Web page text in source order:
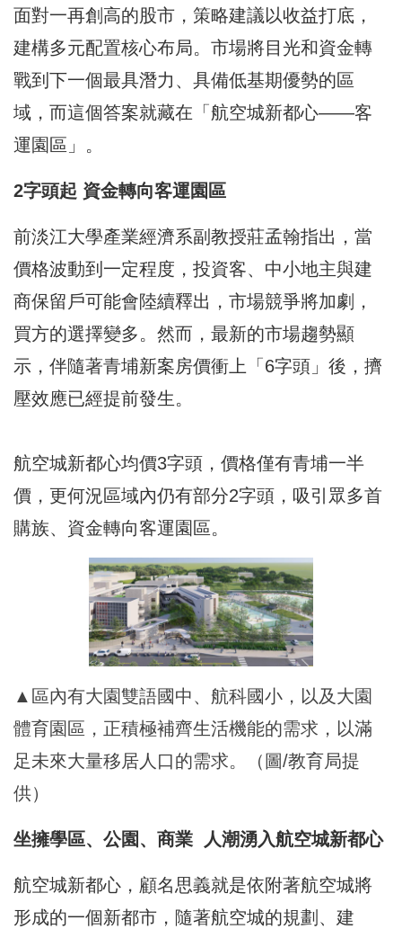
面對一再創高的股市，策略建議以收益打底，
建構多元配置核心布局。市場將目光和資金轉
戰到下一個最具潛力、具備低基期優勢的區
域，而這個答案就藏在「航空城新都心——客
運園區」。
2字頭起 資金轉向客運園區
前淡江大學產業經濟系副教授莊孟翰指出，當
價格波動到一定程度，投資客、中小地主與建
商保留戶可能會陸續釋出，市場競爭將加劇，
買方的選擇變多。然而，最新的市場趨勢顯
示，伴隨著青埔新案房價衝上「6字頭」後，擠
壓效應已經提前發生。
航空城新都心均價3字頭，價格僅有青埔一半
價，更何況區域內仍有部分2字頭，吸引眾多首
購族、資金轉向客運園區。
▲區內有大園雙語國中、航科國小，以及大園
體育園區，正積極補齊生活機能的需求，以滿
足未來大量移居人口的需求。（圖/教育局提
供）
坐擁學區、公園、商業 人潮湧入航空城新都心
航空城新都心，顧名思義就是依附著航空城將
形成的一個新都市，隨著航空城的規劃、建